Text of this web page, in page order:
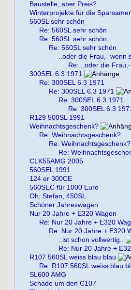
Baustelle, aber Preis?
Winterprojekte für die
560SL sehr schön
Re: 560SL sehr schön
Re: 560SL sehr schön
Re: 560SL sehr schön
..oder die Frau,- wenn
Re: ..oder die Frau,-
300SEL 6.3 1971
Re: 300SEL 6.3 1971
Re: 300SEL 6.3 1971
Re: 300SEL 6.3 1971
Re: 300SEL 6.3
R129 500SL 1991
Weihnachtsgeschenk?
Re: Weihnachtsgeschenk?
Re: Weihnachtsgeschenk?
Re:
CLK55AMG 2005
560SEL 1991
124 er 300CE
560SEC für 1000 Euro
Oh, Stefan, 450SL
Schöner Jahreswagen
Nur 20 Jahre + E320 Wagon
Re: Nur 20 Jahre + E320
Re: Nur 20 Jahre + E320
..ist schon vollwertig..
Re: Nur 20 Jahre +
R107 560SL weiss blau blau
Re: R107 560SL weiss blau
SL600 AMG
Schade um den C107